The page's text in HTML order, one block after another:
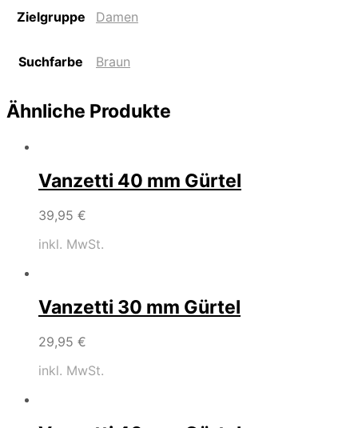
Zielgruppe Damen
Suchfarbe Braun
Ähnliche Produkte
Vanzetti 40 mm Gürtel
39,95 €
inkl. MwSt.
Vanzetti 30 mm Gürtel
29,95 €
inkl. MwSt.